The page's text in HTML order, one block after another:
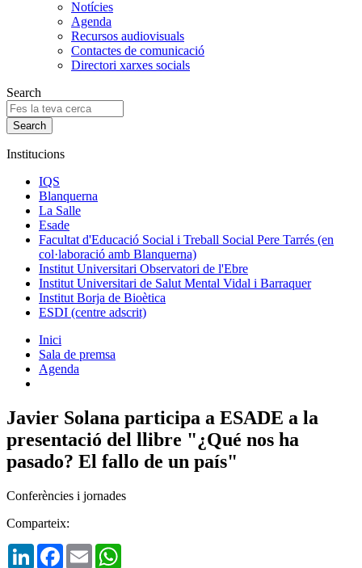
Notícies
Agenda
Recursos audiovisuals
Contactes de comunicació
Directori xarxes socials
Search
Institucions
IQS
Blanquerna
La Salle
Esade
Facultat d'Educació Social i Treball Social Pere Tarrés (en
col·laboració amb Blanquerna)
Institut Universitari Observatori de l'Ebre
Institut Universitari de Salut Mental Vidal i Barraquer
Institut Borja de Bioètica
ESDI (centre adscrit)
Inici
Sala de premsa
Agenda
Javier Solana participa a ESADE a la
presentació del llibre "¿Qué nos ha
pasado? El fallo de un país"
Conferències i jornades
Comparteix:
LinkedInFacebook
Email